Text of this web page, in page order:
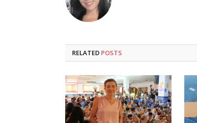
RELATED POSTS